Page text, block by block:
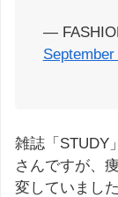
—
雑誌「STUDY
さんですが、
変していました